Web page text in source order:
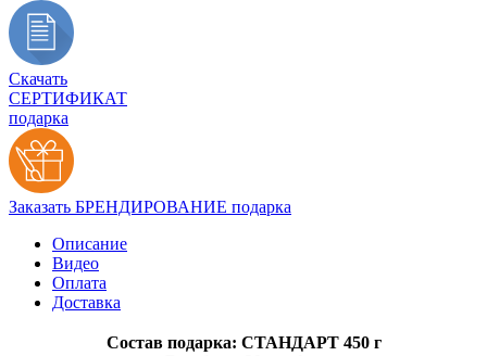
Скачать
СЕРТИФИКАТ
подарка
Заказать БРЕНДИРОВАНИЕ подарка
Описание
Видео
Оплата
Доставка
Состав подарка: СТАНДАРТ 450 г